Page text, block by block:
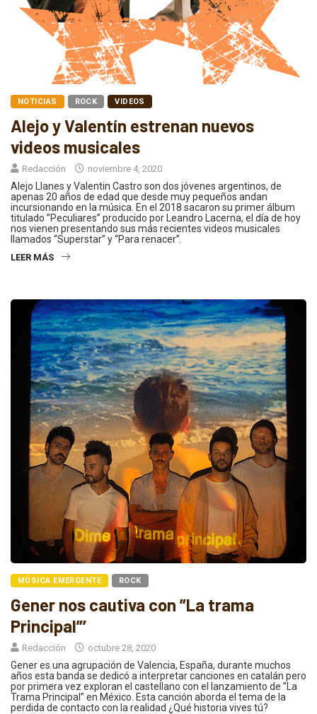
NOTICIAS ROCK VIDEOS
Alejo y Valentín estrenan nuevos
videos musicales
Redacción noviembre 4, 2020
Alejo Llanes y Valentin Castro son dos jóvenes argentinos, de
apenas 20 años de edad que desde muy pequeños andan
incursionando en la música. En el 2018 sacaron su primer álbum
titulado ”Peculiares” producido por Leandro Lacerna, el día de hoy
nos vienen presentando sus más recientes videos musicales
llamados “Superstar” y “Para renacer”.
LEER MÁS
MÚSICA EMERGENTE ROCK
Gener nos cautiva con ”La trama
Principal”’
Redacción octubre 28, 2020
Gener es una agrupación de Valencia, España, durante muchos
años esta banda se dedicó a interpretar canciones en catalán pero
por primera vez exploran el castellano con el lanzamiento de ”La
Trama Principal” en México. Esta canción aborda el tema de la
perdida de contacto con la realidad ¿Qué historia vives tú?